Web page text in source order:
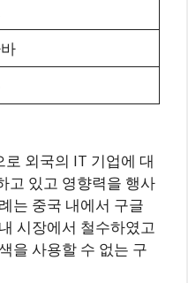
외국의 IT 기업에 대
고 있고 영향력을 행사
는 중국 내에서 구글
시장에서 철수하였고
을 사용할 수 없는 구